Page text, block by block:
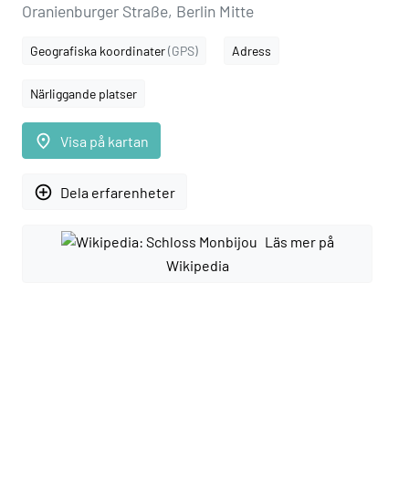
Oranienburger Straße, Berlin Mitte
Geografiska koordinater(GPS) Adress
Närliggande platser
place Visa på kartan
add_circle_outline Dela erfarenheter
Läs mer på
Wikipedia